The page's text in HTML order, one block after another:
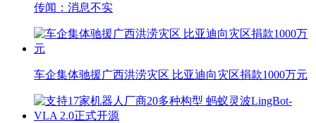
传闻：消息不实
车企集体驰援广西洪涝灾区 比亚迪向灾区捐款1000万元